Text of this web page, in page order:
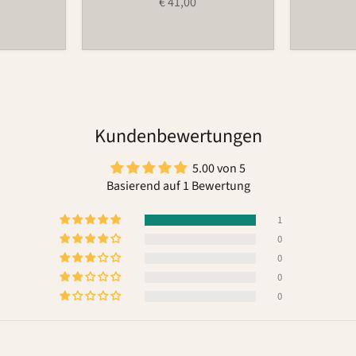
Kundenbewertungen
5.00 von 5
Basierend auf 1 Bewertung
1
0
0
0
0